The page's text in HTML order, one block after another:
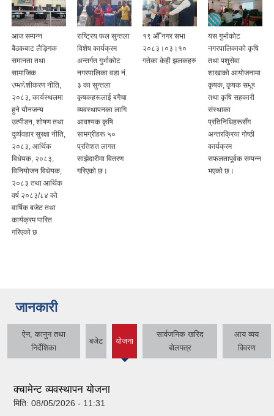
आज सम्पन्न
बैठकबाट लैङ्गिक
समानता तथा
सामाजिक
समावेशीकरण नीति,
२०८३, कार्यस्थलमा
हुने यौनजन्य
उत्पीडन, शोषण तथा
दुर्व्यवहार सुरक्षा नीति,
२०८३, आर्थिक
विधेयक, २०८३,
विनियोजन विधेयक,
२०८३ तथा आर्थिक
वर्ष २०८३/८४ को
वार्षिक बजेट तथा
कार्यक्रम पारित
गरिएको छ
राष्ट्रिय फल सुन्तला
विशेष कार्यक्रम
अन्तर्गत गुर्भाकोट
नगरपालिका वडा नं.
३ का सुन्तला
कृषकहरूलाई बगैचा
व्यवस्थापनका लागि
आवश्यक कृषि
सामग्रीहरू ५०
प्रतिशत लागत
साझेदारीमा वितरण
गरिएको छ।
१९ ‍औँ नगर सभा
२०८३।०३।१०
गतेका केही झलकहरु
यस गुर्भाकोट
नगरपालिकाको कृषि
तथा पशुसेवा
शाखाको आयोजनामा
कृषक, कृषक समूह
तथा कृषि सहकारी
संस्थाका
प्रतिनिधिहरूसँग
अन्तरक्रिया गोष्ठी
कार्यक्रम
सफलतापूर्वक सम्पन्न
भएको छ।
जानकारी
ऐन, कानुन तथा
निर्देशिका
बजेट योजना
tab)
सार्वजनिक खरिद
बोलपत्र
आय व्यय
विवरण
क्चामेन्ट व्यवस्थापन योजना
मिति: 08/05/2026 - 11:31